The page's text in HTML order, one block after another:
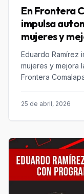
En Frontera
impulsa
mujeres y
Eduardo Ramírez
mujeres y mejora
Frontera
25 de abril, 2026